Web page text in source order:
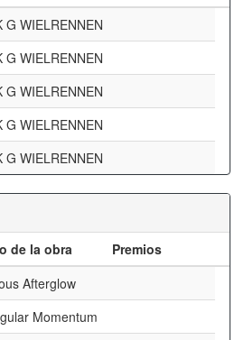
G WIELRENNEN
G WIELRENNEN
G WIELRENNEN
G WIELRENNEN
G WIELRENNEN
de la obra
Premios
Afterglow
Momentum